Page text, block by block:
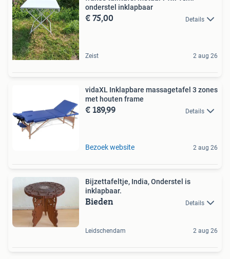
onderstel inklapbaar
€ 75,00 Details
Zeist 2 aug 26
vidaXL Inklapbare massagetafel 3 zones
met houten frame
€ 189,99 Details
Bezoek website 2 aug 26
Bijzettafeltje, India, Onderstel is
inklapbaar.
Bieden Details
Leidschendam 2 aug 26